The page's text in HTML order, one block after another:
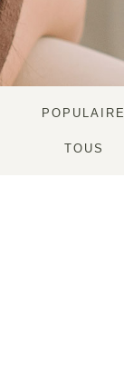
POPULAIRE
TOUS